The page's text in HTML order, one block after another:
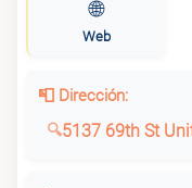
🌐
Web
📮 Dirección:
5137 69th St